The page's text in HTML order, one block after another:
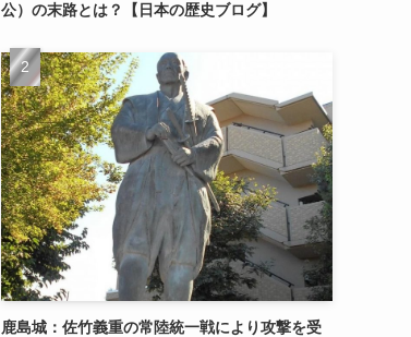
公）の末路とは？【日本の歴史ブログ】
鹿島城：佐竹義重の常陸統一戦により攻撃を受